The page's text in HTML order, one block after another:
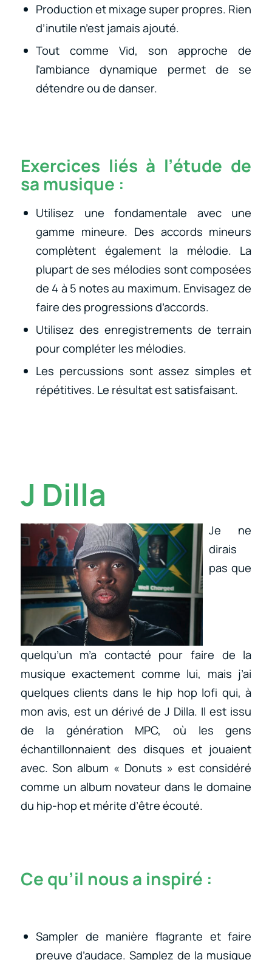
Production et mixage super propres. Rien
d’inutile n’est jamais ajouté.
Tout comme Vid, son approche de
l’ambiance dynamique permet de se
détendre ou de danser.
Exercices liés à l’étude de
sa musique :
Utilisez une fondamentale avec une
gamme mineure. Des accords mineurs
complètent également la mélodie. La
plupart de ses mélodies sont composées
de 4 à 5 notes au maximum. Envisagez de
faire des progressions d’accords.
Utilisez des enregistrements de terrain
pour compléter les mélodies.
Les percussions sont assez simples et
répétitives. Le résultat est satisfaisant.
J Dilla
Je ne
dirais
pas que
quelqu’un m’a contacté pour faire de la
musique exactement comme lui, mais j’ai
quelques clients dans le hip hop lofi qui, à
mon avis, est un dérivé de J Dilla. Il est issu
de la génération MPC, où les gens
échantillonnaient des disques et jouaient
avec. Son album « Donuts » est considéré
comme un album novateur dans le domaine
du hip-hop et mérite d’être écouté.
Ce qu’il nous a inspiré :
Sampler de manière flagrante et faire
preuve d’audace. Samplez de la musique